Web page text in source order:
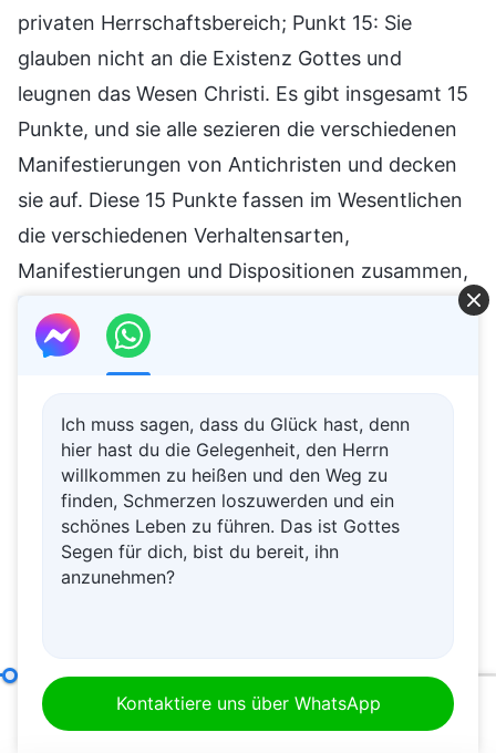
privaten Herrschaftsbereich; Punkt 15: Sie
glauben nicht an die Existenz Gottes und
leugnen das Wesen Christi. Es gibt insgesamt 15
Punkte, und sie alle sezieren die verschiedenen
Manifestierungen von Antichristen und decken
sie auf. Diese 15 Punkte fassen im Wesentlichen
die verschiedenen Verhaltensarten,
Manifestierungen und Dispositionen zusammen,
erscheinen, oberflächlich betrachtet, wie
Verhaltensweisen, aber hinter diesen
Verhaltensweisen steckt die Dispositionsessenz
von Antichristen. Sind diese 15 Punkte, was ihre
wörtliche Bedeutung angeht, nicht leicht zu
verstehen? Sie alle sind in klarer Sprache
formuliert, und zum einen sind sie leicht zu
verstehen, während zudem das, was in jedem
manifestieren, was sie offenbaren und welchen
Wesenskern sie haben. Jeder Punkt stellt eine
Ich muss sagen, dass du Glück hast, denn
hier hast du die Gelegenheit, den Herrn
willkommen zu heißen und den Weg zu
finden, Schmerzen loszuwerden und ein
schönes Leben zu führen. Das ist Gottes
Segen für dich, bist du bereit, ihn
anzunehmen?
Kontaktiere uns über WhatsApp (Abschnitt Eins)